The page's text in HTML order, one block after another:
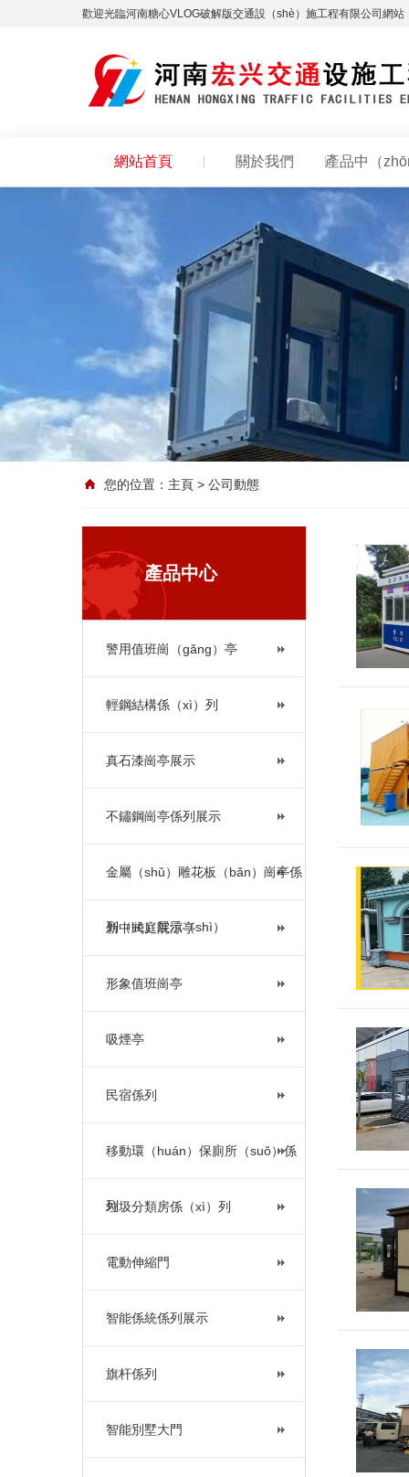
歡迎光臨河南糖心VLOG破解版交通設（shè）施工程有限公司網站
網站首頁 關於我們
您的位置： 主頁 > 公司動態
產品中心
警用值班崗（gǎng）亭
輕鋼結構係（xì）列
真石漆崗亭展示
不鏽鋼崗亭係列展示
金屬（shǔ）雕花板（bǎn）崗亭係
列（liè）展示（shì）
新中式庭院涼亭
形象值班崗亭
吸煙亭
民宿係列
移動環（huán）保廁所（suǒ）係
列
垃圾分類房係（xì）列
電動伸縮門
智能係統係列展示
旗杆係列
智能別墅大門